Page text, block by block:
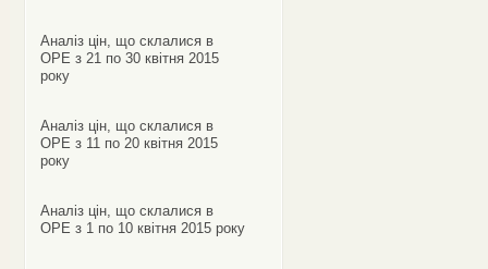
Аналіз цін, що склалися в
ОРЕ з 21 по 30 квітня 2015
року
Аналіз цін, що склалися в
ОРЕ з 11 по 20 квітня 2015
року
Аналіз цін, що склалися в
ОРЕ з 1 по 10 квітня 2015 року